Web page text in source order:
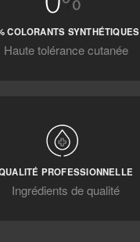
COLORANTS SYNTHÉTIQUES
Haute tolérance cutanée
PROFESSIONNELLE
Ingrédients de qualité